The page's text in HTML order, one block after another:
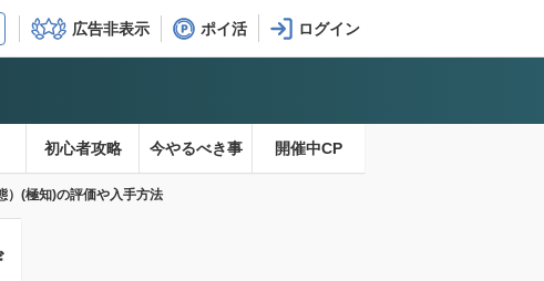
広告非表示 ポイ活
初心者攻略 今やるべき事 開催中CP
）(極知)の評価や入手方法